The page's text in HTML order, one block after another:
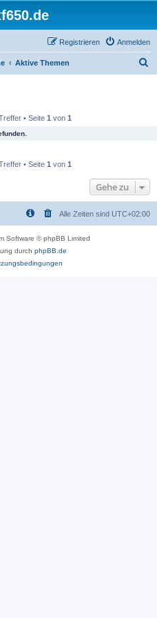
Anmelden
Registrieren
Aktive Themen
• Seite 1 von 1
• Seite 1 von 1
Gehe zu
Alle Zeiten sind UTC+02:00
Software © phpBB Limited
durch phpBB.de